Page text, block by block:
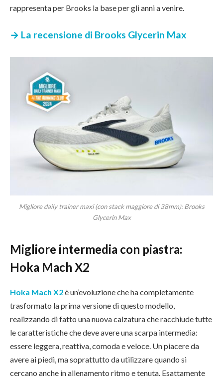
rappresenta per Brooks la base per gli anni a venire.
→ La recensione di Brooks Glycerin Max
Migliore daily trainer maxi (con stack maggiore di 38mm): Brooks
Glycerin Max
Migliore intermedia con piastra:
Hoka Mach X2
Hoka Mach X2è un’evoluzione che ha completamente
trasformato la prima versione di questo modello,
realizzando di fatto una nuova calzatura che racchiude tutte
le caratteristiche che deve avere una scarpa intermedia:
essere leggera, reattiva, comoda e veloce. Un piacere da
avere ai piedi, ma soprattutto da utilizzare quando si
cercano anche in allenamento ritmo e tenuta. Esattamente